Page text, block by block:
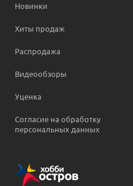
Новинки
Хиты продаж
Распродажа
Видеообзоры
Уценка
Согласие на обработку
персональных данных